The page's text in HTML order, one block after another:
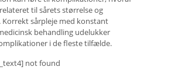
til sårets størrelse og
Korrekt sårpleje med konstant
behandling udelukker
i de fleste tilfælde.
not found